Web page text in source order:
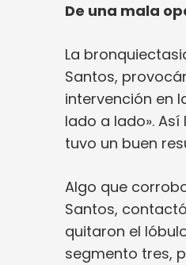
De una mala
La
Santos,
intervención en
lado a lado».
tuvo un buen
Algo que
Santos,
quitaron el
segmento tres,